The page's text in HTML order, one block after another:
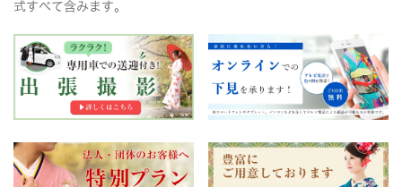
式すべて含みます。